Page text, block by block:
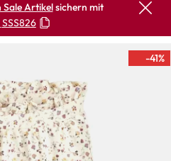
Sale Artikelsichern mit
SSS826
-41%